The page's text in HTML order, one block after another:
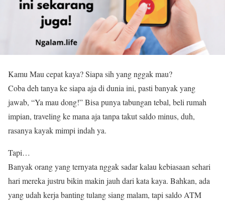
Kamu Mau cepat kaya? Siapa sih yang nggak mau?
Coba deh tanya ke siapa aja di dunia ini, pasti banyak yang
jawab, “Ya mau dong!” Bisa punya tabungan tebal, beli rumah
impian, traveling ke mana aja tanpa takut saldo minus, duh,
rasanya kayak mimpi indah ya.
Tapi…
Banyak orang yang ternyata nggak sadar kalau kebiasaan sehari
hari mereka justru bikin makin jauh dari kata kaya. Bahkan, ada
yang udah kerja banting tulang siang malam, tapi saldo ATM